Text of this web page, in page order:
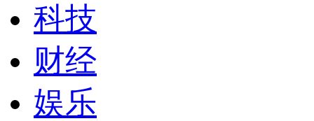
科技
财经
娱乐